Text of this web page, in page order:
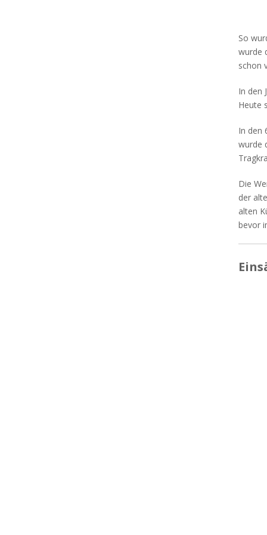
So
wurde
schon
In den
Heute
In den
wurde
Die
der
alten
bevor